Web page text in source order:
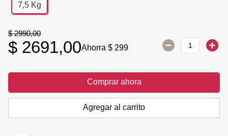
7,5 Kg
$ 2990,00
$ 2691,00Ahorra$ 299
Comprar ahora
Agregar al carrito